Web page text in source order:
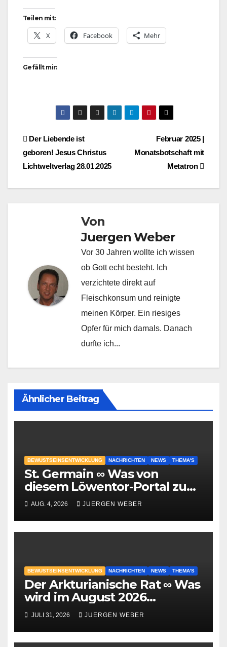
Teilen mit:
X Facebook Mehr
Gefällt mir:
BeitragsnavigationFebruar 2025 |
Monatsbotschaft mit
Metatron
Der Liebende ist
geboren! Jesus Christus
Lichtweltverlag 28.01.2025
Von
Juergen Weber
Vor 30 Jahren wollte ich wissen
ob Gott echt besteht. Ich
verzichtete direkt auf
Fleischkonsum und reinigte
meinen Körper. Ein riesiges
Opfer für mich damals. Danach
durfte ich...
Ähnlicher Beitrag
BEWUSTSEINSENTWICKLUNG NACHRICHTEN NEWS THEMA'S
St. Germain ∞ Was von
diesem Löwentor-Portal zu
erwarten ist
AUG. 4, 2026 JUERGEN WEBER
BEWUSTSEINSENTWICKLUNG NACHRICHTEN NEWS THEMA'S
Der Arkturianische Rat ∞ Was
wird im August 2026
geschehen?
JULI 31, 2026 JUERGEN WEBER